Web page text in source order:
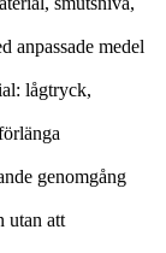
anpassade medel
lågtryck,
genomgång
utan att